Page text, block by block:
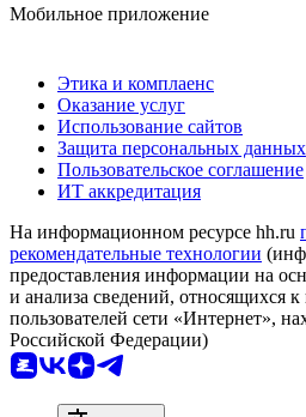
Мобильное приложение
Этика и комплаенс
Оказание услуг
Использование сайтов
Защита персональных данных
Пользовательское соглашение
ИТ аккредитация
На информационном ресурсе hh.ru
рекомендательные технологии
предоставления информации на
и анализа сведений, относящихся
пользователей сети «Интернет»,
Российской Федерации)